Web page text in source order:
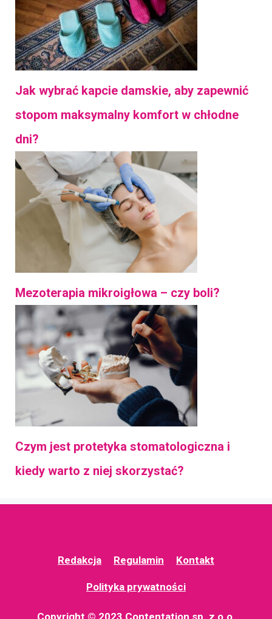
Jak wybrać kapcie damskie, aby zapewnić
stopom maksymalny komfort w chłodne
dni?
Mezoterapia mikroigłowa – czy boli?
Czym jest protetyka stomatologiczna i
kiedy warto z niej skorzystać?
Redakcja Regulamin Kontakt
Polityka prywatności
Copyright © 2023 Contentation sp. z o.o.